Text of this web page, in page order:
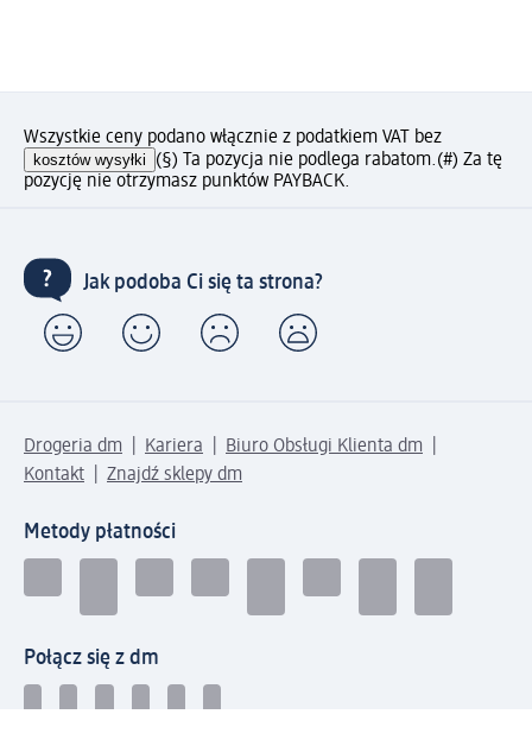
Wszystkie ceny podano włącznie z podatkiem VAT bez
kosztów wysyłki (§) Ta pozycja nie podlega rabatom.(#) Za tę
pozycję nie otrzymasz punktów PAYBACK.
Jak podoba Ci się ta strona?
Drogeria dm Kariera
Biuro Obsługi Klienta dm
Kontakt
Znajdź sklepy dm
Metody płatności
Połącz się z dm